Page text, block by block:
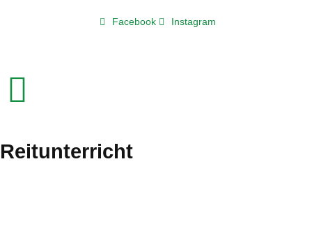
Facebook Instagram
Reitunterricht